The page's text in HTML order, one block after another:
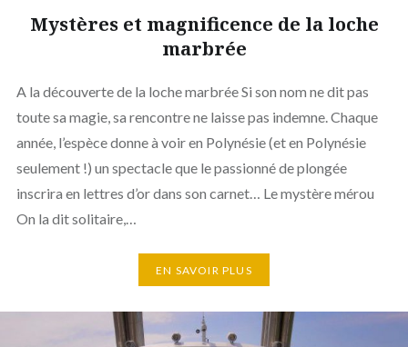
Mystères et magnificence de la loche
marbrée
A la découverte de la loche marbrée Si son nom ne dit pas
toute sa magie, sa rencontre ne laisse pas indemne. Chaque
année, l’espèce donne à voir en Polynésie (et en Polynésie
seulement !) un spectacle que le passionné de plongée
inscrira en lettres d’or dans son carnet… Le mystère mérou
On la dit solitaire,…
EN SAVOIR PLUS